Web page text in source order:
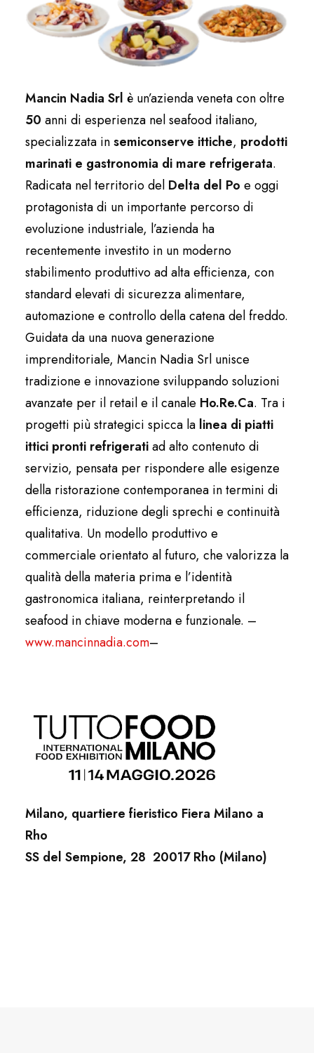
Mancin Nadia Srl è un’azienda veneta con oltre
50 anni di esperienza nel seafood italiano,
specializzata insemiconserve ittiche, prodotti
marinati e gastronomia di mare refrigerata.
Radicata nel territorio del Delta del Po e oggi
protagonista di un importante percorso di
evoluzione industriale, l’azienda ha
recentemente investito in un moderno
stabilimento produttivo ad alta efficienza, con
standard elevati di sicurezza alimentare,
automazione e controllo della catena del freddo.
Guidata da una nuova generazione
imprenditoriale, Mancin Nadia Srl unisce
tradizione e innovazione sviluppando soluzioni
avanzate per il retail e il canale Ho.Re.Ca. Tra i
progetti più strategici spicca la linea di piatti
ittici pronti refrigeratiad alto contenuto di
servizio, pensata per rispondere alle esigenze
della ristorazione contemporanea in termini di
efficienza, riduzione degli sprechi e continuità
qualitativa. Un modello produttivo e
commerciale orientato al futuro, che valorizza la
qualità della materia prima e l’identità
gastronomica italiana, reinterpretando il
seafood in chiave moderna e funzionale. –
www.mancinnadia.com–
Milano, quartiere fieristico Fiera Milano a
Rho
SS del Sempione, 28 20017 Rho (Milano)